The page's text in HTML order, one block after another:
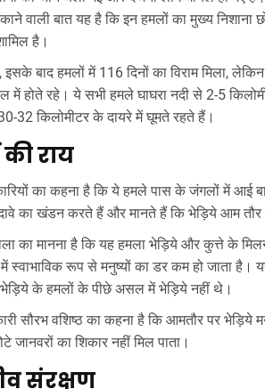
वाली बात यह है कि इन हमलों का मुख्य
है।
इसके बाद हमलों में 116 दिनों का विराम मिला,
में होते रहे। ये सभी हमले घाघरा नदी से 2-5
32 किलोमीटर के दायरे में घूमते रहते हैं।
की राय
का कहना है कि ये हमले पास के जंगलों में आई
का खंडन करते हैं और मानते हैं कि भेड़िये आम
का मानना है कि यह हमला भेड़िये और कुत्ते के
स्वाभाविक रूप से मनुष्यों का डर कम हो जाता है।
भेड़िये के हमलों के पीछे असल में भेड़िये नहीं थे।
सौरभ वशिष्ठ का कहना है कि आमतौर पर
का शिकार नहीं मिल पाता।
संरक्षण